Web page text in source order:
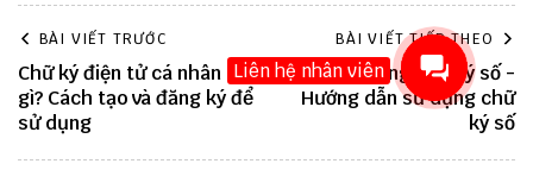
BÀI VIẾT TRƯỚC
Chữ ký điện tử cá nhân là
gì? Cách tạo và đăng ký để
sử dụng
BÀI VIẾT TIẾP THEO
Cách sử dụng chữ ký số -
Hướng dẫn sử dụng chữ
ký số
Liên hệ nhân viên